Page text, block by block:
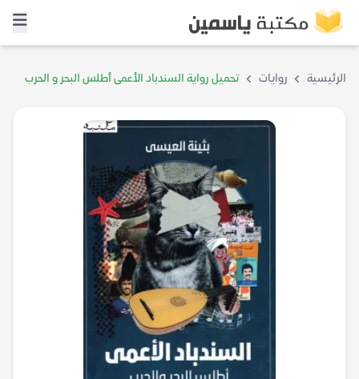
الرئيسية روايات تحميل رواية السندباد الأعمى أطلس البحر و الحرب